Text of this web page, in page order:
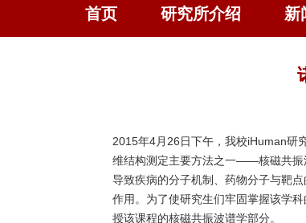
首页 研究所介绍 新
2015年4月26日下午，我校iHuman研
维结构测定主要方法之一——核磁共振
导致疾病的分子机制、药物分子与靶
作用。为了使研究生们牢固掌握该学
授该课程的核磁共振波谱学部分。